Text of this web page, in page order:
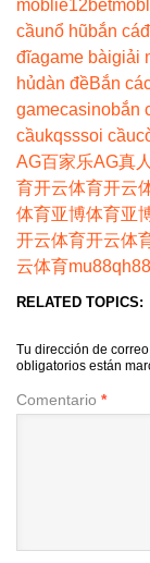
moblie
cầunổ hũbắn cá
đĩagame bàigiải
hủdàn đềBắn cá
gamecasinobắn
cầukqsssoi cầu
AG百家乐AG真人
育开云体育开云
体育亚博体育亚
开云体育开云体
云体育mu88qh88
RELATED TOPICS:
Tu dirección de
obligatorios están
Comentario *